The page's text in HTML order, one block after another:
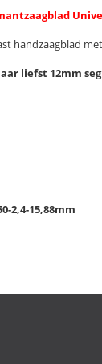
handzaagblad
liefst 12mm
2,4-15,88mm